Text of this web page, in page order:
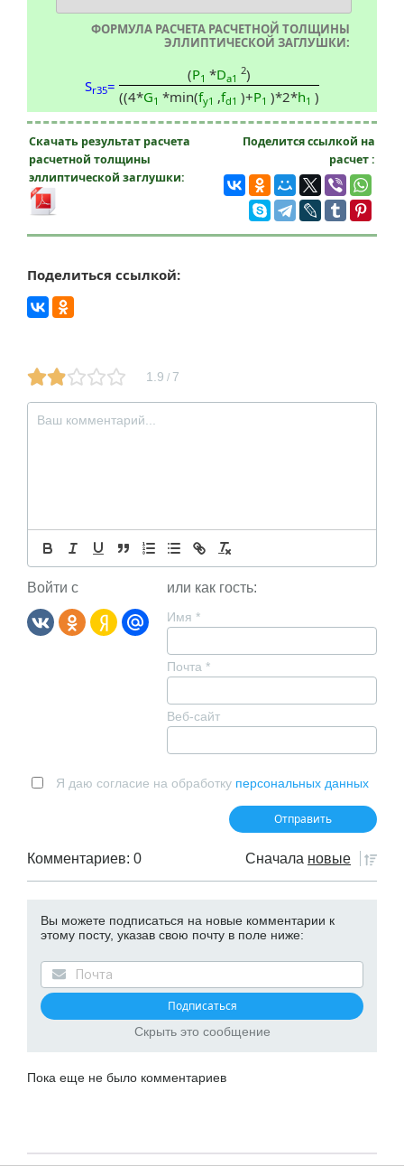
ФОРМУЛА РАСЧЕТА РАСЧЕТНОЙ ТОЛЩИНЫ
ЭЛЛИПТИЧЕСКОЙ ЗАГЛУШКИ:
Sr35=
(P1 *Da1
2)
((4*G1 *min(fy1 ,fd1 )+P1 )*2*h1 )
Скачать результат расчета
расчетной толщины
эллиптической заглушки:
Поделится ссылкой на
расчет :
Поделиться ссылкой:
1.9 / 7
Войти с или как гость:
Имя *
Почта *
Веб-сайт
Я даю согласие на обработку персональных данных
Комментариев: 0 Сначала новые
Вы можете подписаться на новые комментарии к
этому посту, указав свою почту в поле ниже:
Скрыть это сообщение
Пока еще не было комментариев